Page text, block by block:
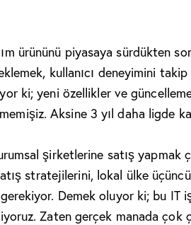
ürününü piyasaya sürdükten
kullanıcı deneyimini
ki; yeni özellikler ve
Aksine 3 yıl daha ligde
şirketlerine satış yapmak
stratejilerini, lokal ülke
gerekiyor. Demek oluyor ki; bu
Zaten gerçek manada çok